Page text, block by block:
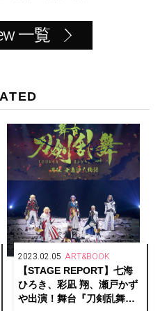
一覧
2023.02.05 ART&BOOK
【STAGE REPORT】七海
ひろき、彩凪 翔、瀬戸かず
や出演！舞台『刀剣乱舞』